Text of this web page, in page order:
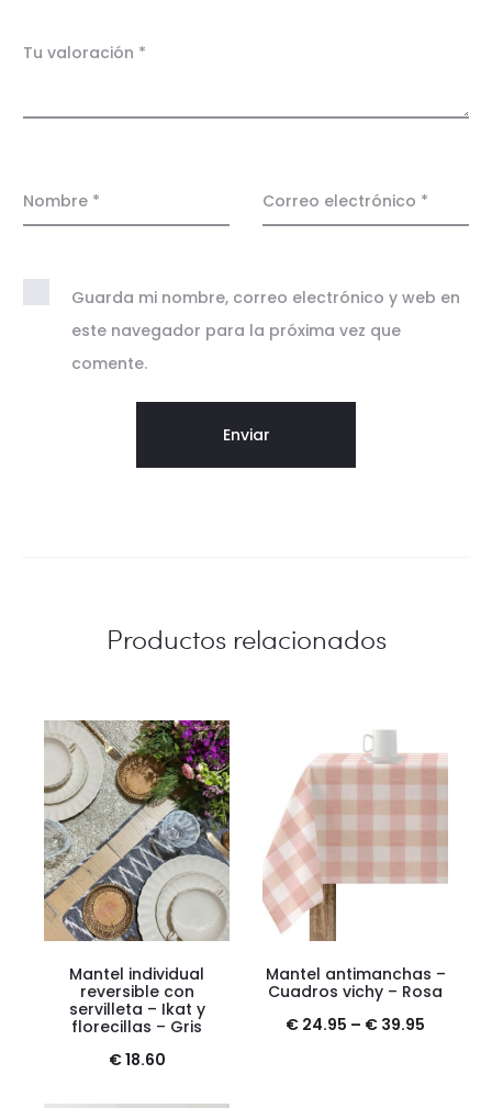
c
o
e
Tu valoración *
Nombre * Correo electrónico *
Guarda mi nombre, correo electrónico y web en
este navegador para la próxima vez que
comente.
Productos relacionados
Mantel individual
reversible con
servilleta – Ikat y
florecillas – Gris
€18.60
Mantel antimanchas –
Cuadros vichy – Rosa
€ 24.95 – € 39.95